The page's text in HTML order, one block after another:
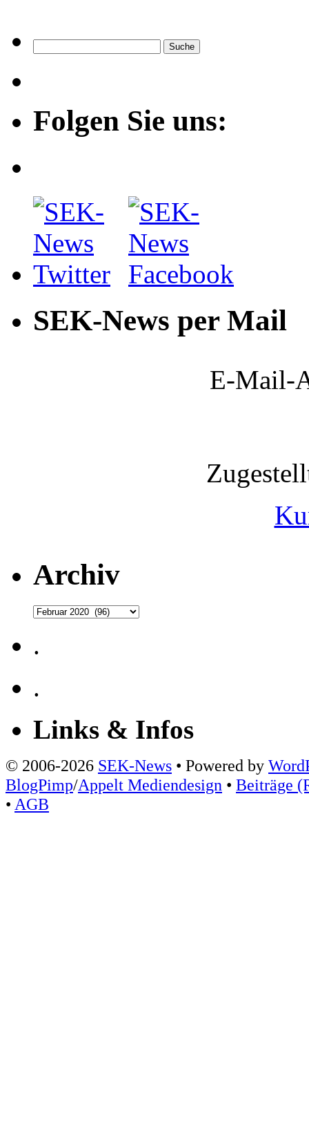
Folgen Sie uns:
SEK-News per Mail
E-Mail-
Archiv
Archiv
.
.
Links & Infos
© 2006-2026 SEK-News • Powered by
BlogPimp/Appelt Mediendesign • Beiträge
• AGB